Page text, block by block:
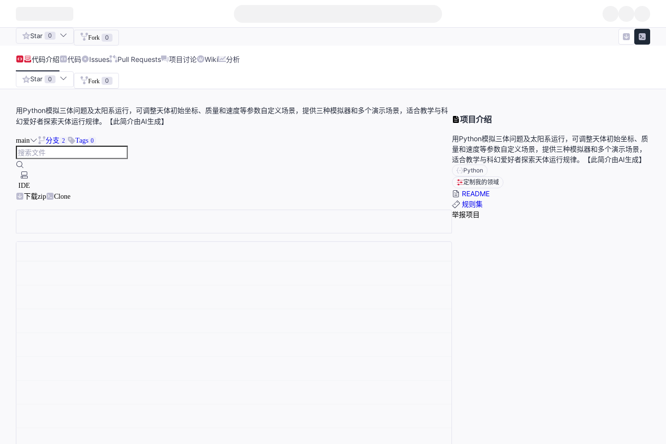
Star 0 Fork 0
代码介绍 代码 Issues Pull Requests 项目讨论 Wiki 分析
Star 0 Fork 0
用Python模拟三体问题及太阳系运行，可调整天体初始坐标、质量和速度等参数自定义场景，提供三种模拟器和多个演示场景，适合教学与科
幻爱好者探索天体运行规律。【此简介由AI生成】
main 分支 2 Tags 0
IDE
下载zip
Clone
项目介绍
用Python模拟三体问题及太阳系运行，可调整天体初始坐标、质
量和速度等参数自定义场景，提供三种模拟器和多个演示场景，
适合教学与科幻爱好者探索天体运行规律。【此简介由AI生成】
Python
定制我的领域
README
规则集
举报项目